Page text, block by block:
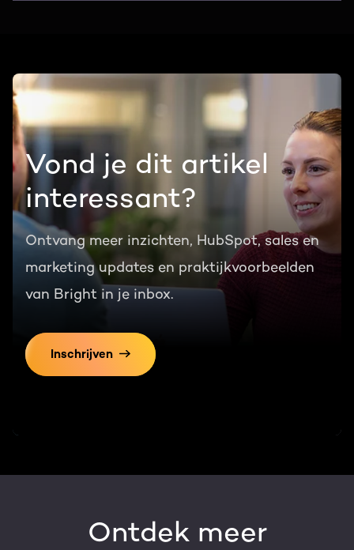
Vond je dit artikel
interessant?
Ontvang meer inzichten, HubSpot, sales en
marketing updates en praktijkvoorbeelden
van Bright in je inbox.
Inschrijven
Ontdek meer